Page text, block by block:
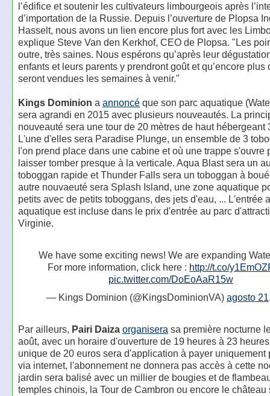
l’édifice et soutenir les cultivateurs limbourgeois après
d’importation de la Russie. Depuis l’ouverture de Plopsa
Hasselt, nous avons un lien encore plus fort avec les
explique Steve Van den Kerkhof, CEO de Plopsa. "Les
outre, très saines. Nous espérons qu’après leur
enfants et leurs parents y prendront goût et qu’encore plus
seront vendues les semaines à venir."
Kings Dominion a annoncéque son parc aquatique
sera agrandi en 2015 avec plusieurs nouveautés. La
nouveauté sera une tour de 20 mètres de haut hébergeant
L'une d'elles sera Paradise Plunge, un ensemble de 3
l'on prend place dans une cabine et où une trappe s'ouvre
laisser tomber presque à la verticale. Aqua Blast sera un
toboggan rapide et Thunder Falls sera un toboggan à
autre nouvaeuté sera Splash Island, une zone aquatique
petits avec de petits toboggans, des jets d'eau, ... L'entrée
aquatique est incluse dans le prix d'entrée au parc
Virginie.
We have some exciting news! We are expanding
For more information, click here : http://t.co/
pic.twitter.com/DoEoAaR15w
— Kings Dominion (@KingsDominionVA) agosto
Par ailleurs, Pairi Daiza organisera sa première nocturne
août, avec un horaire d'ouverture de 19 heures à 23
unique de 20 euros sera d'application à payer uniquement
via internet, l'abonnement ne donnera pas accès à cette
jardin sera balisé avec un millier de bougies et de
temples chinois, la Tour de Cambron ou encore le château